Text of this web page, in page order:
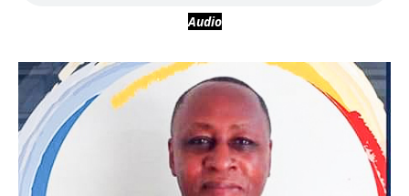
Audio